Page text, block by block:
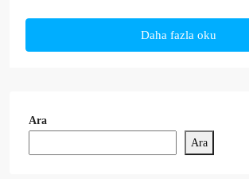
Daha fazla oku
Ara
Ara